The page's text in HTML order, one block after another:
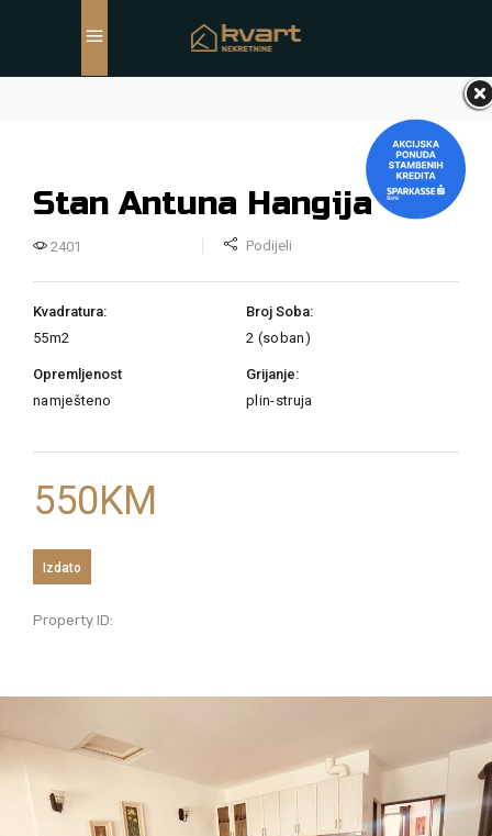
Stan Antuna Hangija
2401 Podijeli
Kvadratura:
55m2
Broj Soba:
2 (soban)
Opremljenost
namješteno
Grijanje:
plin-struja
550KM
Izdato
Property ID: